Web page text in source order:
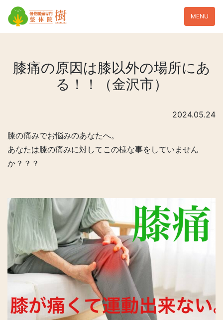
MENU
膝痛の原因は膝以外の場所にあ
る！！（金沢市）
2024.05.24
膝の痛みでお悩みのあなたへ。
あなたは膝の痛みに対してこの様な事をしていません
か？？？